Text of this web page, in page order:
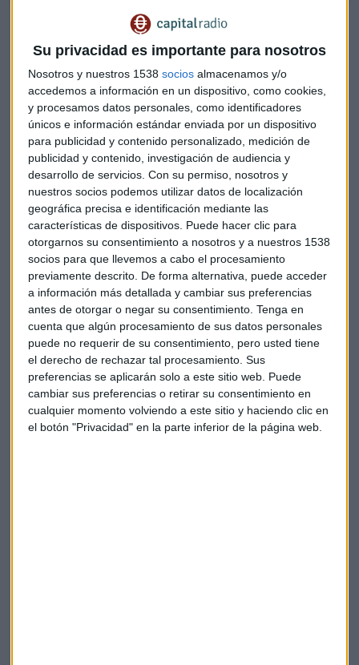
Su privacidad es importante para nosotros
Nosotros y nuestros 1538 socios almacenamos y/o
accedemos a información en un dispositivo, como cookies,
y procesamos datos personales, como identificadores
únicos e información estándar enviada por un dispositivo
para publicidad y contenido personalizado, medición de
publicidad y contenido, investigación de audiencia y
desarrollo de servicios. Con su permiso, nosotros y
nuestros socios podemos utilizar datos de localización
geográfica precisa e identificación mediante las
características de dispositivos. Puede hacer clic para
otorgarnos su consentimiento a nosotros y a nuestros 1538
socios para que llevemos a cabo el procesamiento
previamente descrito. De forma alternativa, puede acceder
a información más detallada y cambiar sus preferencias
antes de otorgar o negar su consentimiento. Tenga en
cuenta que algún procesamiento de sus datos personales
puede no requerir de su consentimiento, pero usted tiene
el derecho de rechazar tal procesamiento. Sus
preferencias se aplicarán solo a este sitio web. Puede
cambiar sus preferencias o retirar su consentimiento en
cualquier momento volviendo a este sitio y haciendo clic en
el botón "Privacidad" en la parte inferior de la página web.
Salcines destaca que “Marta llega para
no para tener un puesto meramente honorífico”.
El experto cree que la hija de Amancio Ortega va a intentar
replicar el papel de su padre.
Considera que se trata de uncambio muy tranquilo
porque el resto del comité directivo es esencialmente el que
ya estaba. Además destaca que los directores de las marcas
más relevantes se van a incorporar al comité directivo. “No
hay ningún cambio relevante más allá del de Pablo Isla”,
apunta.
El experto comenta que Marta Ortega hará lo mismo que su
padre: “llevar la visión estratégicade la empresa y
además lo hará con su padre en vida y con una lucidez
mental total”.
Ella aportará la visión estratégica “del mañana” y “el hoy” lo
llevará el comité directivo.